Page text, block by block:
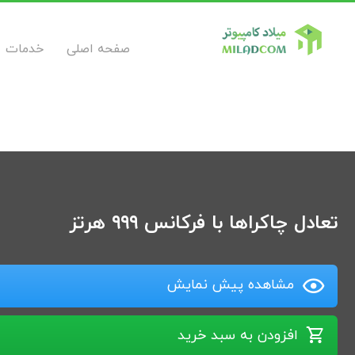
صفحه اصلی خدمات
تعادل چاکراها با فرکانس ۹۹۹ هرتز
مشاهده پیش نمایش
افزودن به سبد خرید